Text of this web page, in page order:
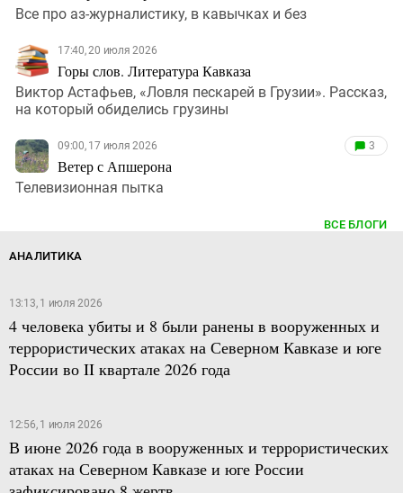
Все про аз-журналистику, в кавычках и без
17:40, 20 июля 2026
Горы слов. Литература Кавказа
Виктор Астафьев, «Ловля пескарей в Грузии». Рассказ,
на который обиделись грузины
09:00, 17 июля 2026
Ветер с Апшерона
3
Телевизионная пытка
ВСЕ БЛОГИ
АНАЛИТИКА
13:13, 1 июля 2026
4 человека убиты и 8 были ранены в вооруженных и
террористических атаках на Северном Кавказе и юге
России во II квартале 2026 года
12:56, 1 июля 2026
В июне 2026 года в вооруженных и террористических
атаках на Северном Кавказе и юге России